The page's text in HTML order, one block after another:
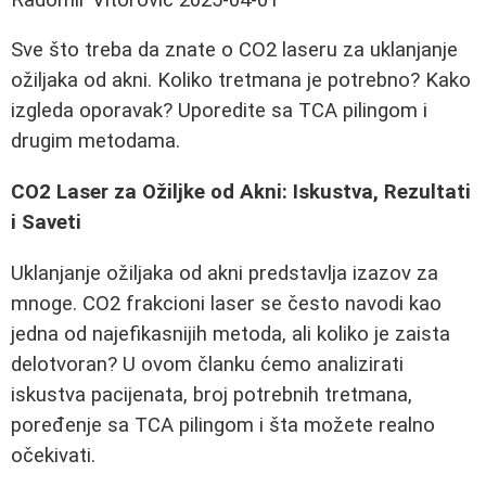
Sve što treba da znate o CO2 laseru za uklanjanje
ožiljaka od akni. Koliko tretmana je potrebno? Kako
izgleda oporavak? Uporedite sa TCA pilingom i
drugim metodama.
CO2 Laser za Ožiljke od Akni: Iskustva, Rezultati
i Saveti
Uklanjanje ožiljaka od akni predstavlja izazov za
mnoge. CO2 frakcioni laser se često navodi kao
jedna od najefikasnijih metoda, ali koliko je zaista
delotvoran? U ovom članku ćemo analizirati
iskustva pacijenata, broj potrebnih tretmana,
poređenje sa TCA pilingom i šta možete realno
očekivati.